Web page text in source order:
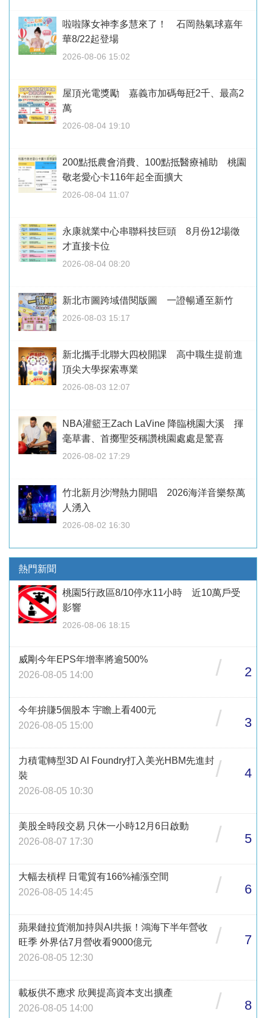
啦啦隊女神李多慧來了！ 石岡熱氣球嘉年
華8/22起登場
2026-08-06 15:02
屋頂光電獎勵 嘉義市加碼每瓩2千、最高2
萬
2026-08-04 19:10
200點抵農會消費、100點抵醫療補助 桃園
敬老愛心卡116年起全面擴大
2026-08-04 11:07
永康就業中心串聯科技巨頭 8月份12場徵
才直接卡位
2026-08-04 08:20
新北市圖跨域借閱版圖 一證暢通至新竹
2026-08-03 15:17
新北攜手北聯大四校開課 高中職生提前進
頂尖大學探索專業
2026-08-03 12:07
NBA灌籃王Zach LaVine 降臨桃園大溪 揮
毫草書、首擲聖筊稱讚桃園處處是驚喜
2026-08-02 17:29
竹北新月沙灣熱力開唱 2026海洋音樂祭萬
人湧入
2026-08-02 16:30
熱門新聞
桃園5行政區8/10停水11小時 近10萬戶受
影響
2026-08-06 18:15
威剛今年EPS年增率將逾500%
2026-08-05 14:00
/ 2
今年拚賺5個股本 宇瞻上看400元
2026-08-05 15:00
/ 3
力積電轉型3D AI Foundry打入美光HBM先進封
裝
2026-08-05 10:30
/ 4
美股全時段交易 只休一小時12月6日啟動
2026-08-07 17:30
/ 5
大幅去槓桿 日電貿有166%補漲空間
2026-08-05 14:45
/ 6
蘋果鏈拉貨潮加持與AI共振！鴻海下半年營收
旺季 外界估7月營收看9000億元
2026-08-05 12:30
/ 7
載板供不應求 欣興提高資本支出擴產
2026-08-05 14:00
/ 8